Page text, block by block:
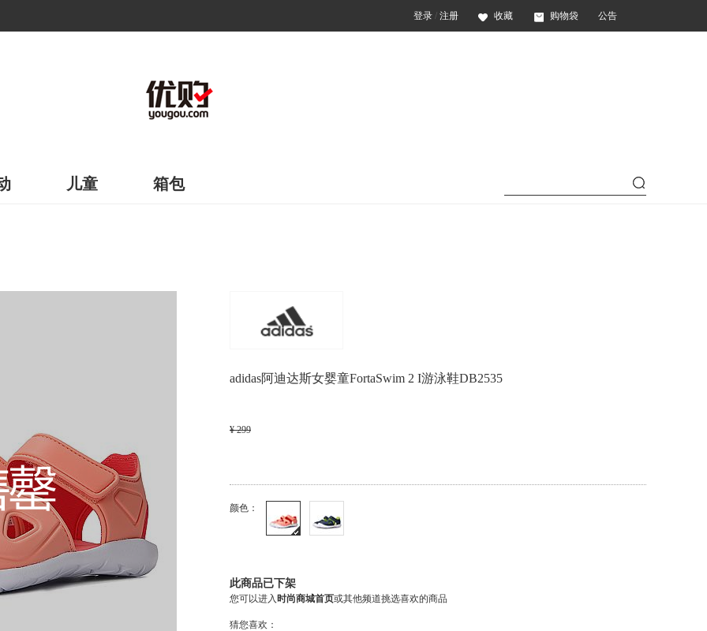
登录 / 注册 收藏 购物袋 公告
儿童 箱包
adidas阿迪达斯女婴童FortaSwim 2 I游泳鞋DB2535
¥ 299
颜色：
此商品已下架
您可以进入 时尚商城首页或其他频道挑选喜欢的商品
猜您喜欢：